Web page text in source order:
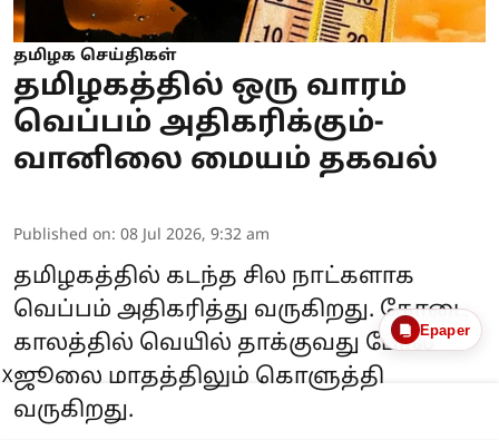
தமிழக செய்திகள்
தமிழகத்தில் ஒரு வாரம்
வெப்பம் அதிகரிக்கும்-
வானிலை மையம் தகவல்
Published on: 08 Jul 2026, 9:32 am
தமிழகத்தில் கடந்த சில நாட்களாக
வெப்பம் அதிகரித்து வருகிறது. கோடை
காலத்தில் வெயில் தாக்குவது போல
ஜூலை மாதத்திலும் கொளுத்தி
வருகிறது.
Epaper
X